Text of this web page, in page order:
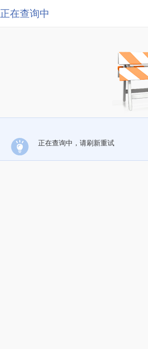
正在查询中
正在查询中，请刷新重试